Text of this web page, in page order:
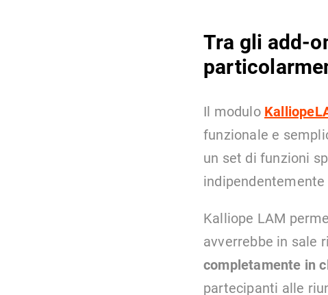
Tra gli add-
Il modulo
funzionale e
un set di funzioni
Kalliope LAM
avverrebbe in sale
completamente in
partecipanti alle